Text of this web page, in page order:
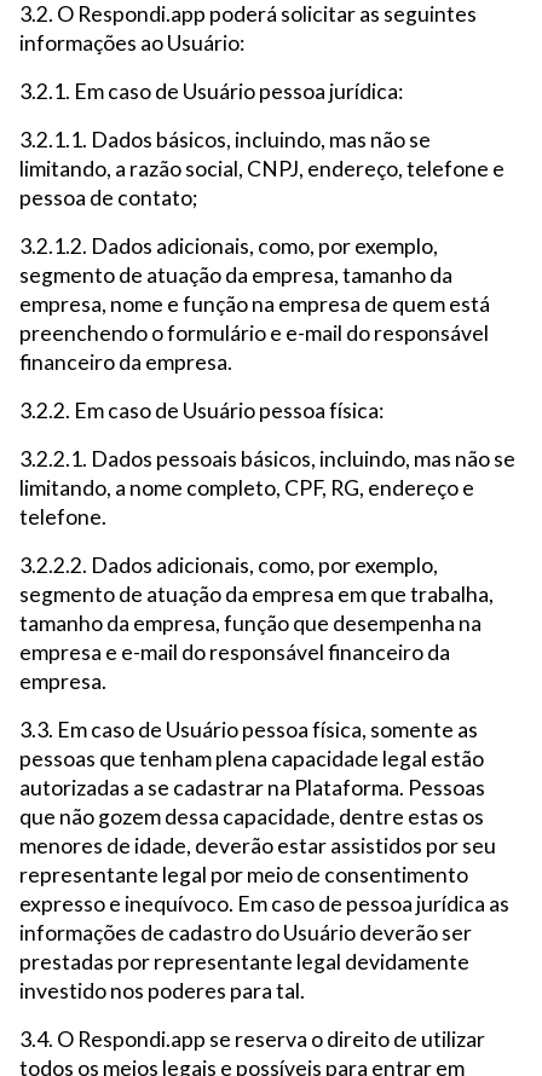
3.2. O Respondi.app poderá solicitar as seguintes
informações ao Usuário:
3.2.1. Em caso de Usuário pessoa jurídica:
3.2.1.1. Dados básicos, incluindo, mas não se
limitando, a razão social, CNPJ, endereço, telefone e
pessoa de contato;
3.2.1.2. Dados adicionais, como, por exemplo,
segmento de atuação da empresa, tamanho da
empresa, nome e função na empresa de quem está
preenchendo o formulário e e-mail do responsável
financeiro da empresa.
3.2.2. Em caso de Usuário pessoa física:
3.2.2.1. Dados pessoais básicos, incluindo, mas não se
limitando, a nome completo, CPF, RG, endereço e
telefone.
3.2.2.2. Dados adicionais, como, por exemplo,
segmento de atuação da empresa em que trabalha,
tamanho da empresa, função que desempenha na
empresa e e-mail do responsável financeiro da
empresa.
3.3. Em caso de Usuário pessoa física, somente as
pessoas que tenham plena capacidade legal estão
autorizadas a se cadastrar na Plataforma. Pessoas
que não gozem dessa capacidade, dentre estas os
menores de idade, deverão estar assistidos por seu
representante legal por meio de consentimento
expresso e inequívoco. Em caso de pessoa jurídica as
informações de cadastro do Usuário deverão ser
prestadas por representante legal devidamente
investido nos poderes para tal.
3.4. O Respondi.app se reserva o direito de utilizar
todos os meios legais e possíveis para entrar em